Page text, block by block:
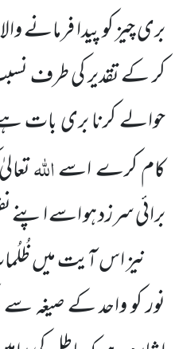
بری چیز کو پیدا فرمانے
کر کے تقدیر کی طرف
حوالے کرنا بری بات
کام کرے اسےاللہ
برائی سرزد ہو اسے
نیز اس آیت میں
نور کو واحد کے صیغہ